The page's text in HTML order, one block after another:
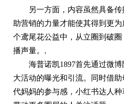
另一方面，内容虽然具备传
助营销的力量才能使其得到更
个鸢尾花公益中，从立圈到破
播声量。 ,
海普诺凯1897首先通过微博
大活动的曝光和引流。同时借
代妈妈的参与感，小红书达人